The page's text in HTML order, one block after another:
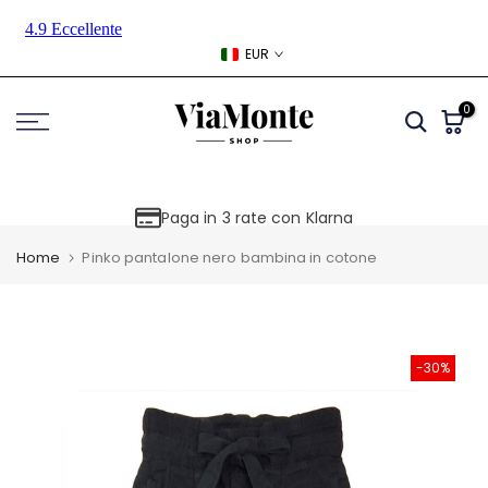
Skip
EUR
0
Paga in 3 rate con Klarna
Home Pinko pantalone nero bambina in cotone
-30%